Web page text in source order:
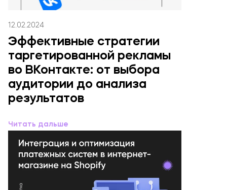
12.02.2024
Эффективные стратегии
таргетированной рекламы
во ВКонтакте: от выбора
аудитории до анализа
результатов
Читать дальше